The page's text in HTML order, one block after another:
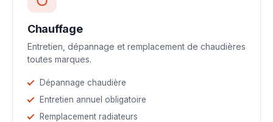
Chauffage
Entretien, dépannage et remplacement de chaudières
toutes marques.
Dépannage chaudière
Entretien annuel obligatoire
Remplacement radiateurs